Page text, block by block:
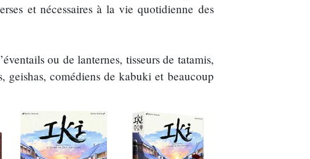
et nécessaires à la vie quotidienne des
ou de lanternes, tisseurs de tatamis,
geishas, comédiens de kabuki et beaucoup